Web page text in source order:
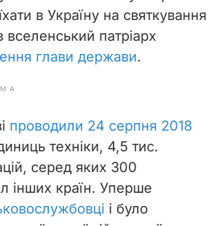
в Україну на святкування
патріарх
глави держави.
проводили 24 серпня 2018
техніки, 4,5 тис.
серед яких 300
інших країн. Уперше
і було